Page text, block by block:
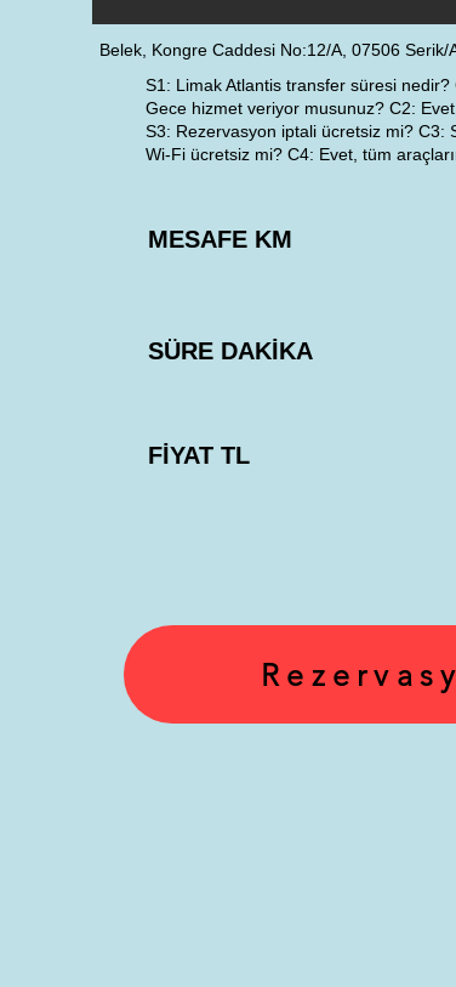
Belek, Kongre Caddesi No:12/A, 07506 Serik/
S1: Limak Atlantis transfer süresi nedir?
Gece hizmet veriyor musunuz? C2:
S3: Rezervasyon iptali ücretsiz mi? C3:
Wi-Fi ücretsiz mi? C4: Evet, tüm
MESAFE KM
SÜRE DAKİKA
FİYAT TL